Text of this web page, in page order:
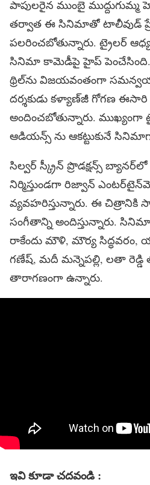
పాపులరైన ముంబై
తర్వాత ఈ సినిమాతో టాలీవుడ్
పలరించబోతున్నారు. ట్రైలర్
సినిమా కామెడీపై హైప్
థ్రిల్‌ను విజయవంతంగా
దర్శకుడు కళ్యాణ్‌జీ గోగణ
అందించబోతున్నారు. ముఖ్యంగా
ఆడియన్స్ ను ఆకట్టుకునే సినిమాగా
సిల్వర్ స్క్రీన్ ప్రొడక్షన్స్
నిర్మిస్తుండగా రిజ్వాన్
వ్యవహరిస్తున్నారు. ఈ
సంగీతాన్ని అందిస్తున్నారు.
రాకేందు మౌళి, మౌర్య సిద్ధవరం,
గణేష్, మదీ మన్నెపల్లి, లతా రెడ్డి
తారాగణంగా ఉన్నారు.
ఇవి కూడా చదవండి :